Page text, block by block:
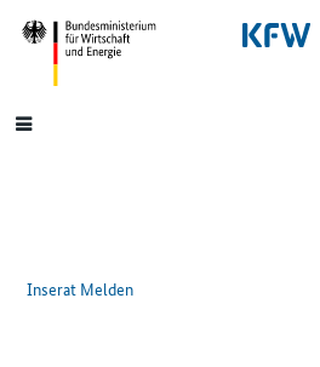
SrOnlyNavigation
Hauptmenü
Inserat Melden